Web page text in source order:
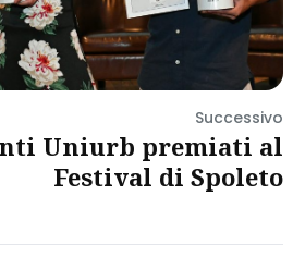
Successivo
Uniurb premiati al
Festival di Spoleto